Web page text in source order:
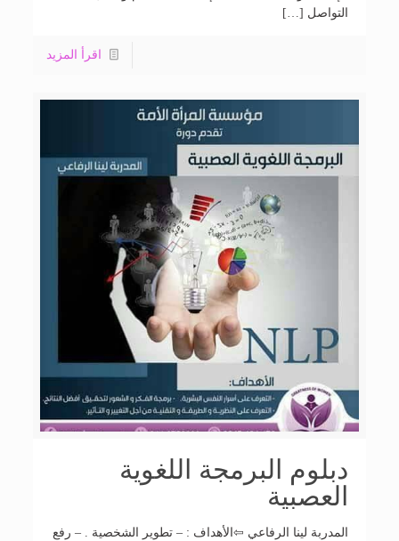
التواصل […]
اقرأ المزيد
دبلوم البرمجة اللغوية
العصبية
المدربة لينا الرفاعي ⇦الأهداف : – تطوير الشخصية . – رفع